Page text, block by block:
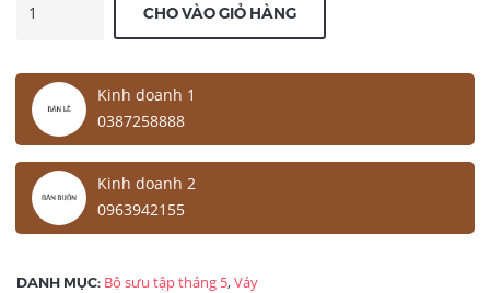
CHO VÀO GIỎ HÀNG
Kinh doanh 1
0387258888
Kinh doanh 2
0963942155
DANH MỤC: Bộ sưu tập tháng 5,Váy